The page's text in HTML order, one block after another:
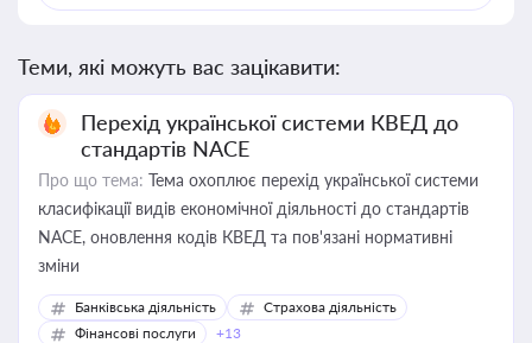
Теми, які можуть вас зацікавити:
Перехід української системи КВЕД до
стандартів NACE
Про що тема: Тема охоплює перехід української системи
класифікації видів економічної діяльності до стандартів
NACE, оновлення кодів КВЕД та пов'язані нормативні
зміни
Банківська діяльність
Страхова діяльність
Фінансові послуги
+13